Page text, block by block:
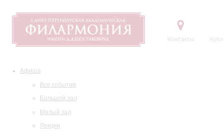
Контакты
Афиша
Все события
Большой зал
Малый зал
Лекции